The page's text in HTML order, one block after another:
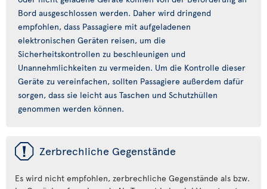
Bord ausgeschlossen werden. Daher wird dringend
empfohlen, dass Passagiere mit aufgeladenen
elektronischen Geräten reisen, um die
Sicherheitskontrollen zu beschleunigen und
Unannehmlichkeiten zu vermeiden. Um die Kontrolle dieser
Geräte zu vereinfachen, sollten Passagiere außerdem dafür
sorgen, dass sie leicht aus Taschen und Schutzhüllen
genommen werden können.
ü Zerbrechliche Gegenstände
Es wird nicht empfohlen, zerbrechliche Gegenstände als bzw.